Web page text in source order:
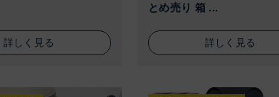
詳しく見る
とめ売り 箱 ...
詳しく見る